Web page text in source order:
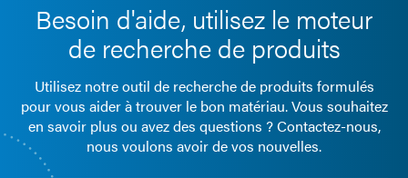
Besoin d'aide, utilisez le moteur
de recherche de produits
Utilisez notre outil de recherche de produits formulés
pour vous aider à trouver le bon matériau. Vous souhaitez
en savoir plus ou avez des questions ? Contactez-nous,
nous voulons avoir de vos nouvelles.